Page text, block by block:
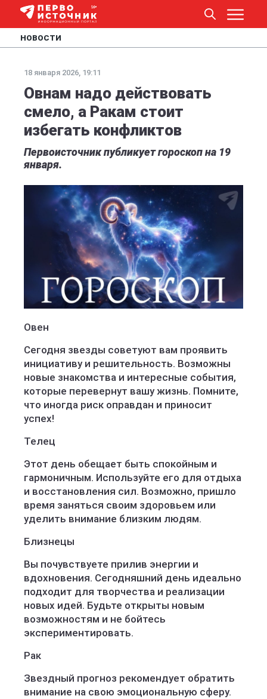
НОВОСТИ
18 января 2026, 19:11
Овнам надо действовать
смело, а Ракам стоит
избегать конфликтов
Первоисточник публикует гороскоп на 19
января.
Овен
Сегодня звезды советуют вам проявить
инициативу и решительность. Возможны
новые знакомства и интересные события,
которые перевернут вашу жизнь. Помните,
что иногда риск оправдан и приносит
успех!
Телец
Этот день обещает быть спокойным и
гармоничным. Используйте его для отдыха
и восстановления сил. Возможно, пришло
время заняться своим здоровьем или
уделить внимание близким людям.
Близнецы
Вы почувствуете прилив энергии и
вдохновения. Сегодняшний день идеально
подходит для творчества и реализации
новых идей. Будьте открыты новым
возможностям и не бойтесь
экспериментировать.
Рак
Звездный прогноз рекомендует обратить
внимание на свою эмоциональную сферу.